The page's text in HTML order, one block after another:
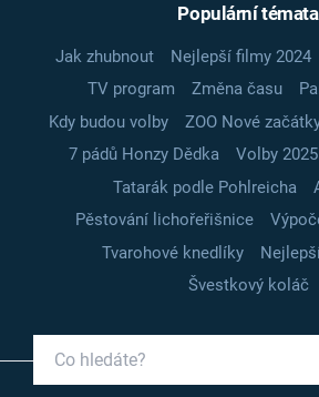
Populární témata
Jak zhubnout Nejlepší filmy 2024
TV program
Změna času
Kdy budou volby
ZOO Nové
7 pádů Honzy Dědka
Volby 2025
Tatarák podle Pohlreicha
Pěstování lichořeřišnice
Tvarohové knedlíky
Švestkový koláč